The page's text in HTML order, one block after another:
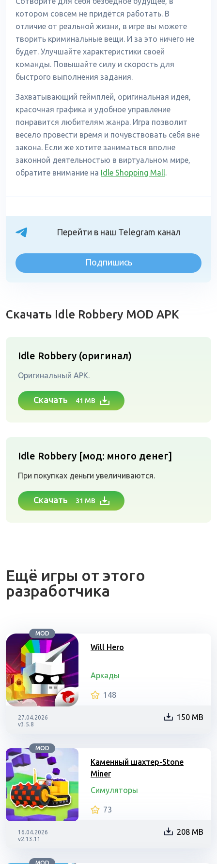
котором совсем не придётся работать. В
отличие от реальной жизни, в игре вы можете
творить криминальные вещи. И за это ничего не
будет. Улучшайте характеристики своей
команды. Повышайте силу и скорость для
быстрого выполнения задания.
Захватывающий геймплей, оригинальная идея,
красочная графика и удобное управление
понравится любителям жанра. Игра позволит
весело провести время и почувствовать себя вне
закона. Если же хотите заниматься вполне
законной деятельностью в виртуальном мире,
обратите внимание на Idle Shopping Mall.
Перейти в наш Telegram канал
Подпишись
Скачать Idle Robbery MOD APK
Idle Robbery (оригинал)
Оригинальный APK.
Скачать 41 MB
Idle Robbery [мод: много денег]
При покупках деньги увеличиваются.
Скачать 31 MB
Ещё игры от этого
разработчика
MOD
Will Hero
Аркады
148
27.04.2026
v3.5.8
150 MB
MOD
Каменный шахтер-Stone
Miner
Симуляторы
73
16.04.2026
v2.13.11
208 MB